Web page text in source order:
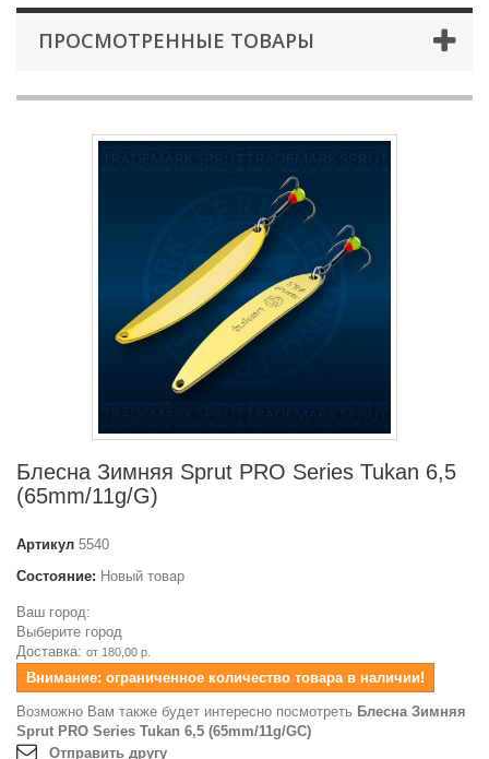
ПРОСМОТРЕННЫЕ ТОВАРЫ
Блесна Зимняя Sprut PRO Series Tukan 6,5
(65mm/11g/G)
Артикул 5540
Состояние: Новый товар
Ваш город:
Выберите город
Доставка: от 180,00 р.
Внимание: ограниченное количество товара в наличии!
Возможно Вам также будет интересно посмотреть Блесна Зимняя
Sprut PRO Series Tukan 6,5 (65mm/11g/GC)
Отправить другу